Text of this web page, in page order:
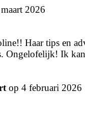
2026
Haar tips en
Ongelofelijk! Ik
op 4 februari 2026